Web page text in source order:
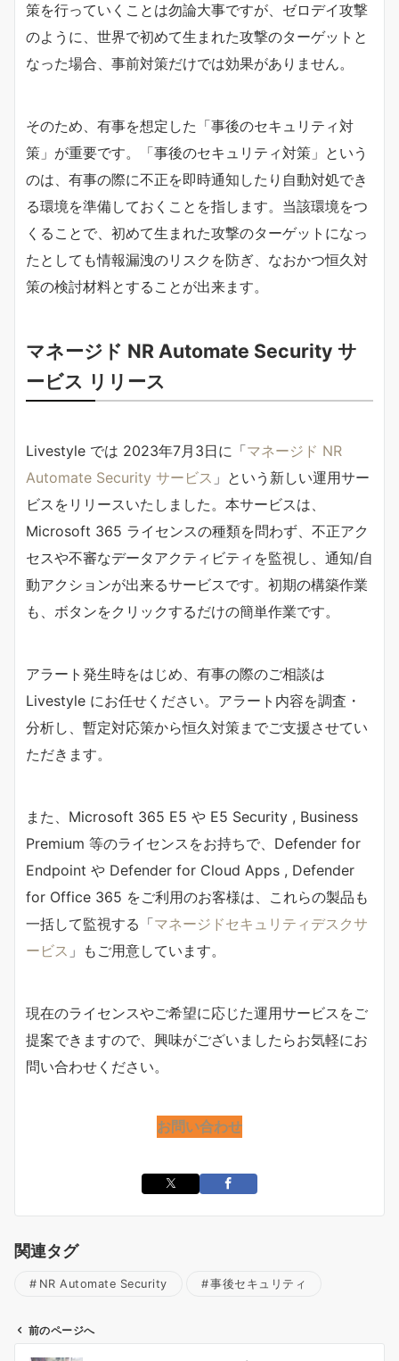
策を行っていくことは勿論大事ですが、ゼロデイ攻撃
のように、世界で初めて生まれた攻撃のターゲットと
なった場合、事前対策だけでは効果がありません。
そのため、有事を想定した「事後のセキュリティ対
策」が重要です。「事後のセキュリティ対策」という
のは、有事の際に不正を即時通知したり自動対処でき
る環境を準備しておくことを指します。当該環境をつ
くることで、初めて生まれた攻撃のターゲットになっ
たとしても情報漏洩のリスクを防ぎ、なおかつ恒久対
策の検討材料とすることが出来ます。
マネージド NR Automate Security サ
ービス リリース
Livestyle では 2023年7月3日に「マネージド NR
Automate Security サービス 」という新しい運用サー
ビスをリリースいたしました。本サービスは、
Microsoft 365 ライセンスの種類を問わず、不正アク
セスや不審なデータアクティビティを監視し、通知/自
動アクションが出来るサービスです。初期の構築作業
も、ボタンをクリックするだけの簡単作業です。
アラート発生時をはじめ、有事の際のご相談は
Livestyle にお任せください。アラート内容を調査・
分析し、暫定対応策から恒久対策までご支援させてい
ただきます。
また、Microsoft 365 E5 や E5 Security , Business
Premium 等のライセンスをお持ちで、Defender for
Endpoint や Defender for Cloud Apps , Defender
for Office 365 をご利用のお客様は、これらの製品も
一括して監視する「マネージドセキュリティデスクサ
ービス 」もご用意しています。
現在のライセンスやご希望に応じた運用サービスをご
提案できますので、興味がございましたらお気軽にお
問い合わせください。
お問い合わせ
関連タグ
NR Automate Security 事後セキュリティ
前のページへ